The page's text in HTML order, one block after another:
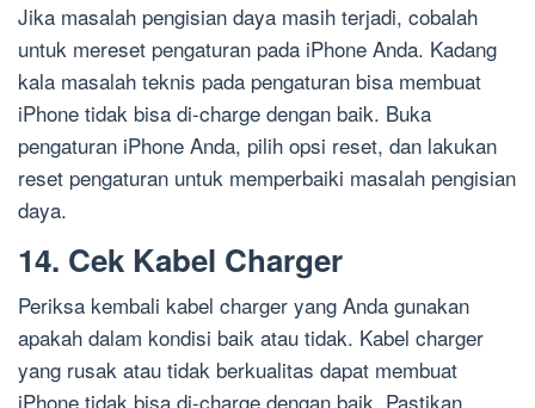
Jika masalah pengisian daya masih terjadi, cobalah
untuk mereset pengaturan pada iPhone Anda. Kadang
kala masalah teknis pada pengaturan bisa membuat
iPhone tidak bisa di-charge dengan baik. Buka
pengaturan iPhone Anda, pilih opsi reset, dan lakukan
reset pengaturan untuk memperbaiki masalah pengisian
daya.
14. Cek Kabel Charger
Periksa kembali kabel charger yang Anda gunakan
apakah dalam kondisi baik atau tidak. Kabel charger
yang rusak atau tidak berkualitas dapat membuat
iPhone tidak bisa di-charge dengan baik. Pastikan